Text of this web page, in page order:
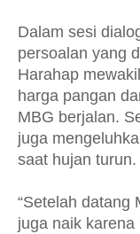
Dalam sesi
persoalan yang
Harahap
harga pangan
MBG berjalan.
juga
saat hujan turun.
“Setelah datang
juga naik